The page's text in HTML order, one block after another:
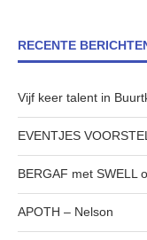
RECENTE
Vijf keer talent in
EVENTJES
BERGAF met SWELL
APOTH – Nelson